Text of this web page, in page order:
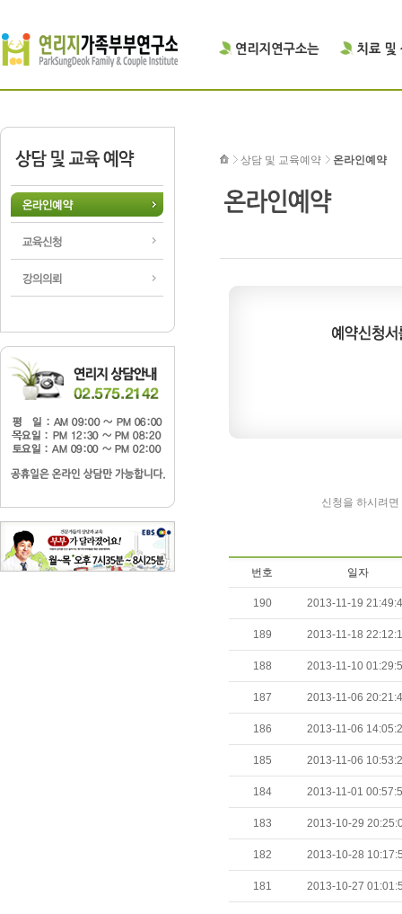
상담 및 교육예약 온라인예약
신청을 하시려
번호 일자
190 2013-11-19
189 2013-11-18
188 2013-11-10
187 2013-11-06
186 2013-11-06
185 2013-11-06
184 2013-11-01
183 2013-10-29
182 2013-10-28
181 2013-10-27